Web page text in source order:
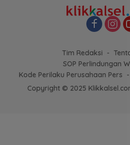
Tim Redaksi
SOP Perlindungan
Kode Perilaku Perusahaan Pers
Copyright © 2025